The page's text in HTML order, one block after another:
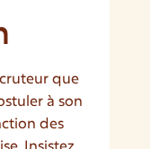
que
à son
des